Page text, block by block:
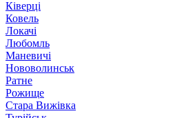
Ківерці
Ковель
Локачі
Любомль
Маневичі
Нововолинськ
Ратне
Рожище
Стара Вижівка